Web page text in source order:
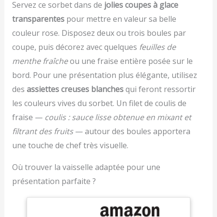
avec 4 lames inox pour
hacher des petites
quantités de viande
MultiTalent 3 robot de
cuisine / Robot
multifonctions pour
réaliser plus de 50 tâches
différentes / Avec
accessoires de série /
brossé
et mixeur personnel peu
encombrant. Préparez
du café glacé pour vos
déplacements dans le
gobelet individuel.
Pétrissez de la pâte dans
cocktails dans le grand
récipient CADRAN DE
DÉTECTION : Le cadran
de contrôler entièrement
le mixage, le hachage,
etc. Choisissez parmi 20
modes (14 manuels et 6
Comprend également un
MANUEL et PRÉRÉGLÉ :
Servez ce sorbet dans de jolies coupes à glace
transparentespour mettre en valeur sa belle
couleur rose. Disposez deux ou trois boules par
coupe, puis décorez avec quelques feuilles de
menthe fraîcheou une fraise entière posée sur le
bord. Pour une présentation plus élégante, utilisez
des assiettes creuses blanchesqui feront ressortir
les couleurs vives du sorbet. Un filet de coulis de
fraise — coulis : sauce lisse obtenue en mixant et
filtrant des fruits— autour des boules apportera
une touche de chef très visuelle.
Où trouver la vaisselle adaptée pour une
présentation parfaite ?